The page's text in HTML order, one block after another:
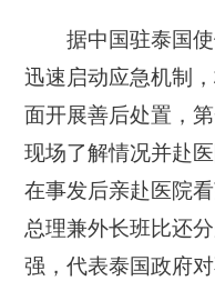
据中国驻泰国
迅速启动应急机制，
面开展善后处置，
现场了解情况并赴
在事发后亲赴医院
总理兼外长班比还
强，代表泰国政府